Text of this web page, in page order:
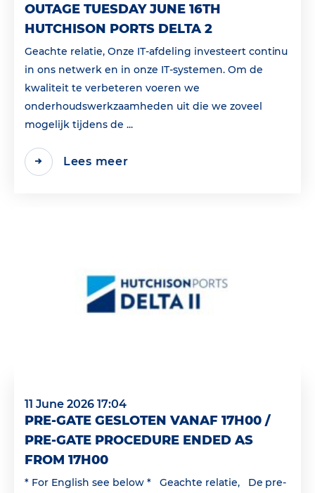
OUTAGE TUESDAY JUNE 16TH
HUTCHISON PORTS DELTA 2
Geachte relatie, Onze IT-afdeling investeert continu
in ons netwerk en in onze IT-systemen. Om de
kwaliteit te verbeteren voeren we
onderhoudswerkzaamheden uit die we zoveel
mogelijk tijdens de ...
Lees meer
11 June 2026 17:04
PRE-GATE GESLOTEN VANAF 17H00 /
PRE-GATE PROCEDURE ENDED AS
FROM 17H00
* For English see below * Geachte relatie, De pre-